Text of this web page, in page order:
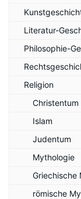
Literatur-
Philosophie-
Religion
Christentum
Islam
Judentum
Mythologie
Griechische
römische